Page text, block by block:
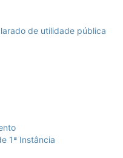
de utilidade pública
1ª Instância